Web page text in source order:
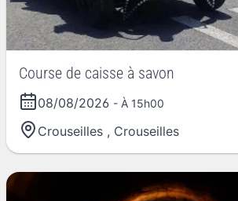
Course de caisse à savon
08/08/2026 - À 15h00
Crouseilles , Crouseilles